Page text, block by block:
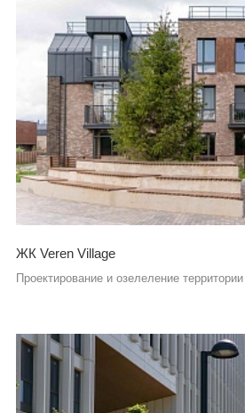
ЖК Veren Village
Проектирование и озелеление